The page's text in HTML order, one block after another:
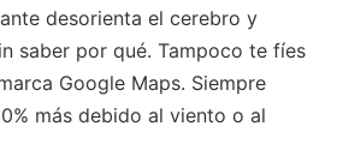
desorienta el cerebro y
saber por qué. Tampoco te fíes
Google Maps. Siempre
más debido al viento o al